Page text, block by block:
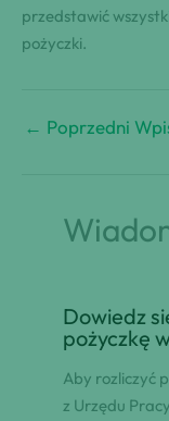
przedstawić
pożyczki.
← Poprzedni
Dowiedz
pożyczkę
Aby rozliczyć
z Urzędu